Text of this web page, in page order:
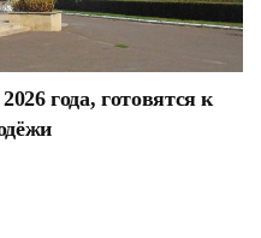
года, готовятся к